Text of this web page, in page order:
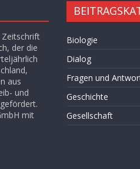
der die
aus
und
mit
Biologie
Dialog
Fragen und
Geschichte
Gesellschaft